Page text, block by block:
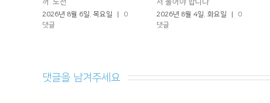
꺼’ 도전
2026년 8월 6일. 목요일 |
0
댓글
저 물어야 합니다
2026년 8월 4일. 화요일 |
0
댓글
댓글을 남겨주세요